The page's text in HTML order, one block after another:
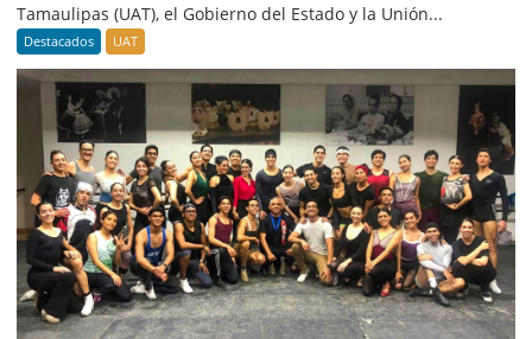
Tamaulipas (UAT), el Gobierno del Estado y la Unión...
Destacados UAT